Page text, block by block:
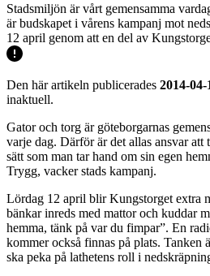
Stadsmiljön är vårt gemensamma
är budskapet i vårens kampanj mot
12 april genom att en del av
Den här artikeln publicerades 2014-04-
inaktuell.
Gator och torg är göteborgarnas
varje dag. Därför är det allas ansvar att
sätt som man tar hand om sin egen
Trygg, vacker stads kampanj.
Lördag 12 april blir Kungstorget extra
bänkar inreds med mattor och kuddar
hemma, tänk på var du fimpar”. En
kommer också finnas på plats. Tanken
ska peka på lathetens roll i